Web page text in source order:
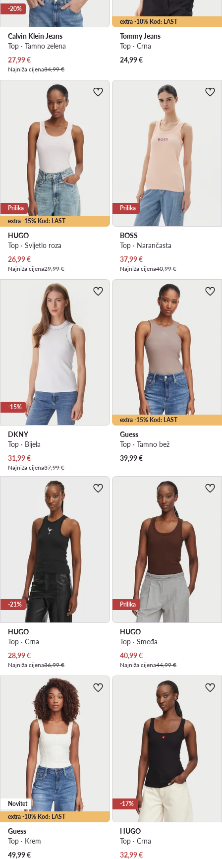
-20%
Calvin Klein Jeans
Top · Tamno zelena
Trenutna cijena
27,99€
Najniža cijena34,99 €
extra -10% Kod: LAST
Tommy Jeans
Top · Crna
24,99€
extra -15% Kod: LAST
Prilika
HUGO
Top · Svijetlo roza
Trenutna cijena
26,99€
Najniža cijena29,99 €
Prilika
BOSS
Top · Narančasta
Trenutna cijena
37,99€
Najniža cijena40,99 €
-15%
DKNY
Top · Bijela
Trenutna cijena
31,99€
Najniža cijena37,99 €
extra -15% Kod: LAST
Guess
Top · Tamno bež
39,99€
-21%
HUGO
Top · Crna
Trenutna cijena
28,99€
Najniža cijena36,99 €
Prilika
HUGO
Top · Smeđa
Trenutna cijena
40,99€
Najniža cijena44,99 €
extra -10% Kod: LAST
Novitet
Guess
Top · Krem
49,99€
-17%
HUGO
Top · Crna
Trenutna cijena
32,99€